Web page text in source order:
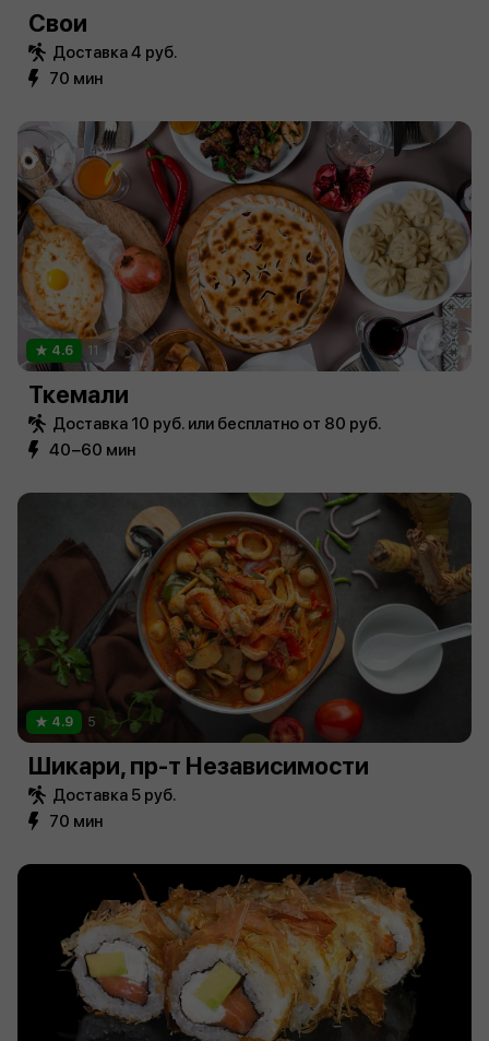
Свои
Доставка 4 руб.
70 мин
4.6 11
Ткемали
Доставка 10 руб. или бесплатно от 80 руб.
40−60 мин
4.9 5
Шикари, пр-т Независимости
Доставка 5 руб.
70 мин